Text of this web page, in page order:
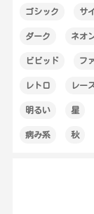
ゴシック サ
ダーク ネオ
ビビッド フ
レトロ レー
明るい 星
病み系 秋